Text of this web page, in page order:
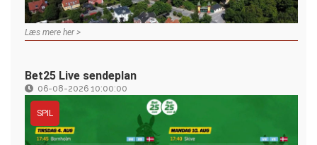
Læs mere her >
Bet25 Live sendeplan
06-08-2026 10:00:00
SPIL